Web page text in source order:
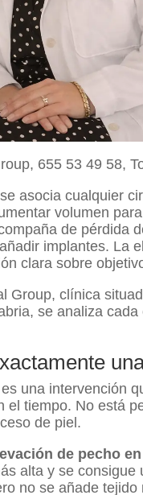
655 53 49 58,
asocia cualquier
volumen
de pérdida
implantes. La
clara sobre
Group, clínica
se analiza
una intervención
el tiempo. No está
de piel.
de pecho
alta y se
no se añade